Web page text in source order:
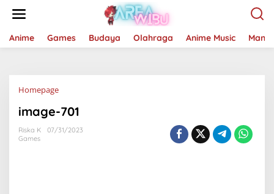
Anime Games Budaya Olahraga Anime Music
HomepageLampiran
image-701
Riska K
07/31/2023
Games